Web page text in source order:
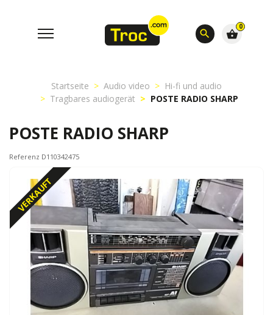
search
0
shopping_basket
Startseite Audio video
Hi-fi und audio
Tragbares audiogerät
POSTE RADIO SHARP
POSTE RADIO SHARP
Referenz D110342475
VERKAUFT